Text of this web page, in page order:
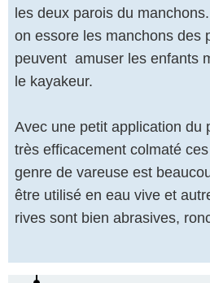
les deux parois du
on essore les manchons des
peuvent amuser les enfants
le kayakeur.
Avec une petit application du
très efficacement colmaté
genre de vareuse est
être utilisé en eau vive et
rives sont bien abrasives,